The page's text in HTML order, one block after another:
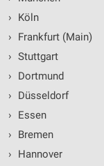
›
Köln
›
Frankfurt (Main)
› Stuttgart
›
Dortmund
›
Düsseldorf
›
Essen
›
Bremen
›
Hannover